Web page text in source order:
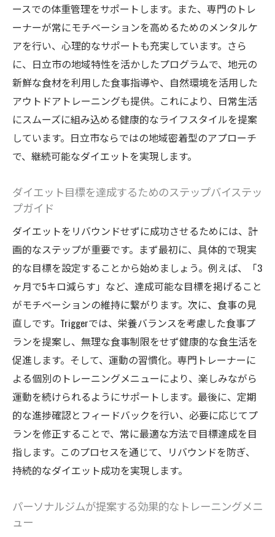
管理
生活習慣を改善する食事指導の重要性
日立市での独自のリバウンド防止プログラ
ム
長期的な体重維持のための定期的なチェッ
クイン
専門家による栄養バランスのアドバイス
専門トレーナーが教えるダイエット成功ポイン
専門トレーナーによる個別カウンセリング
持続可能な体重管理のための日々の習慣
トレーナーが教えるストレス管理テクニッ
ク
専門家による体組成分析とフィードバック
ダイエットを成功させるための目標設定
パーソナルジムでの継続サポートの重要性
日立市のパーソナルジムが提供するダイエット
プランの魅力
個々のニーズに応じたオーダーメイドプラ
ン
最新のフィットネステクノロジーの活用法
グループセッションと個人セッションの選
択肢
地域に密着したサポート体制の利点
ースでの体重管理をサポートします。また、専門のトレ
ーナーが常にモチベーションを高めるためのメンタルケ
アを行い、心理的なサポートも充実しています。さら
に、日立市の地域特性を活かしたプログラムで、地元の
新鮮な食材を利用した食事指導や、自然環境を活用した
アウトドアトレーニングも提供。これにより、日常生活
にスムーズに組み込める健康的なライフスタイルを提案
しています。日立市ならではの地域密着型のアプローチ
で、継続可能なダイエットを実現します。
ダイエット目標を達成するためのステップバイステッ
プガイド
ダイエットをリバウンドせずに成功させるためには、計
画的なステップが重要です。まず最初に、具体的で現実
的な目標を設定することから始めましょう。例えば、「3
ヶ月で5キロ減らす」など、達成可能な目標を掲げること
がモチベーションの維持に繋がります。次に、食事の見
直しです。Triggerでは、栄養バランスを考慮した食事プ
ランを提案し、無理な食事制限をせず健康的な食生活を
促進します。そして、運動の習慣化。専門トレーナーに
よる個別のトレーニングメニューにより、楽しみながら
運動を続けられるようにサポートします。最後に、定期
的な進捗確認とフィードバックを行い、必要に応じてプ
ランを修正することで、常に最適な方法で目標達成を目
指します。このプロセスを通じて、リバウンドを防ぎ、
持続的なダイエット成功を実現します。
パーソナルジムが提案する効果的なトレーニングメニ
ュー